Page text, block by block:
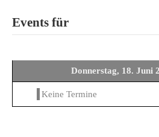
Events für
Donnerstag, 18. Juni
Keine Termine